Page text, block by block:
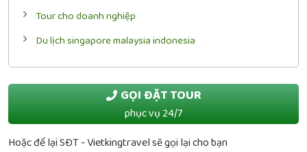
Tour cho doanh nghiệp
Du lịch singapore malaysia indonesia
GỌI ĐẶT TOUR
phục vụ 24/7
Hoặc để lại SĐT - Vietkingtravel sẽ gọi lại cho bạn